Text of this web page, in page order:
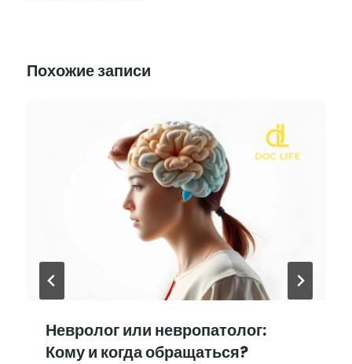
Похожие записи
Невролог или невропатолог:
Кому и когда обращаться?